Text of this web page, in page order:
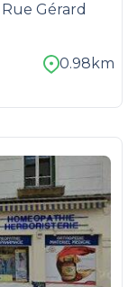
Gérard
0.98km